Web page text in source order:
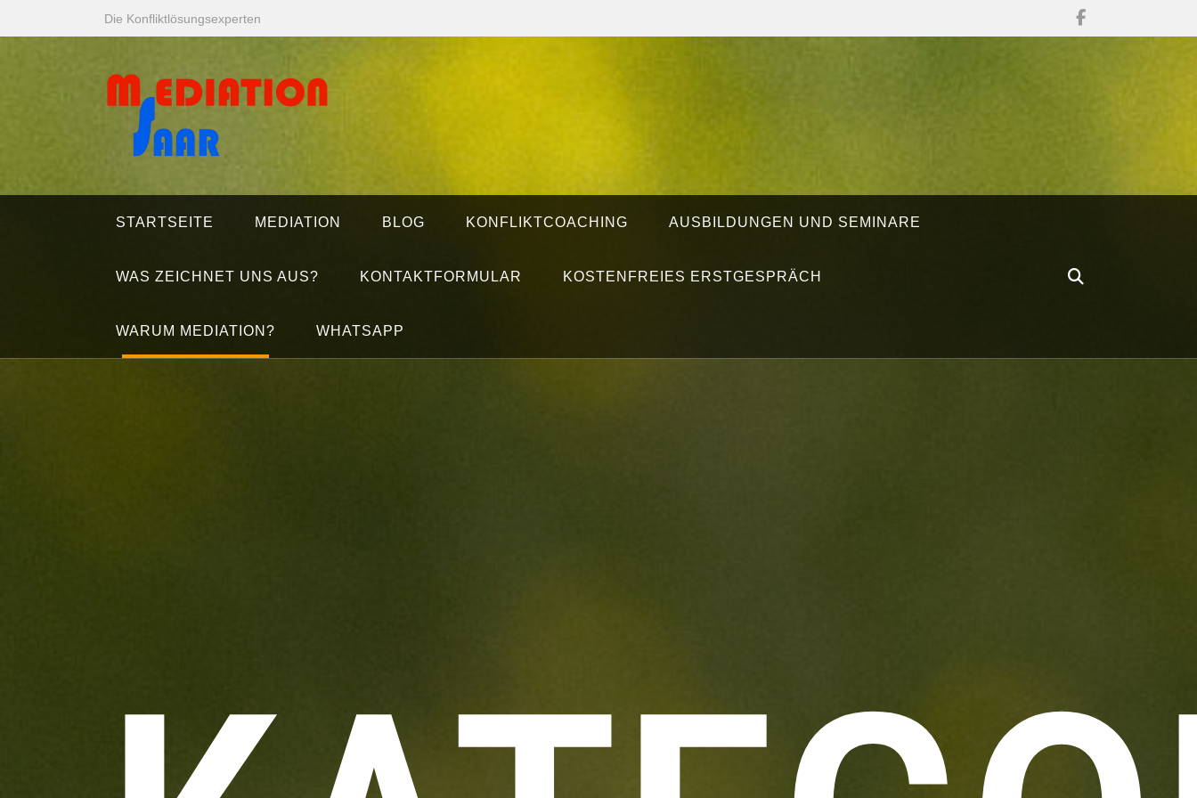
Inhalt
Die Konfliktlösungsexperten
STARTSEITE MEDIATION BLOG KONFLIKTCOACHING AUSBILDUNGEN UND SEMINARE
WAS ZEICHNET UNS AUS? KONTAKTFORMULAR KOSTENFREIES ERSTGESPRÄCH
WARUM MEDIATION? WHATSAPP